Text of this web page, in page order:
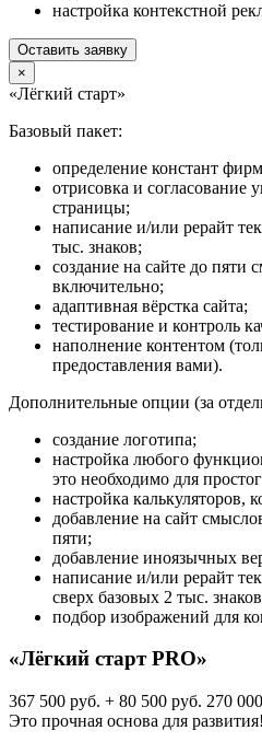
настройка контекстной
Оставить заявку
×
«Лёгкий старт»
Базовый пакет:
определение констант
отрисовка и согласование
страницы;
написание и/или рерайт
тыс. знаков;
создание на сайте до пяти
включительно;
адаптивная вёрстка сайта;
тестирование и контроль
наполнение контентом
предоставления вами).
Дополнительные опции (за
создание логотипа;
настройка любого
это необходимо для
настройка калькуляторов,
добавление на сайт
пяти;
добавление иноязычных
написание и/или рерайт
сверх базовых 2 тыс.
подбор изображений для
«Лёгкий старт PRO»
367 500 руб. + 80 500 руб. 270
Это прочная основа для